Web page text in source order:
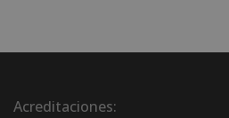
Acreditaciones: